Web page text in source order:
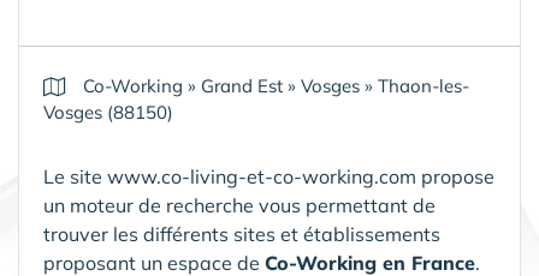
Co-Working » Grand Est » Vosges » Thaon-les-
Vosges (88150)
Le site www.co-living-et-co-working.com propose
un moteur de recherche vous permettant de
trouver les différents sites et établissements
proposant un espace de Co-Working en France.